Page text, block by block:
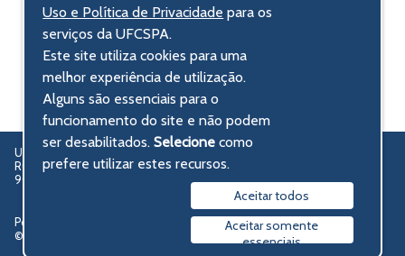
UFCSPA – Universidade Federal de Ciências da Saúde de Porto Alegre
Rua Sarmento Leite, 245 - Centro Histórico
90050-170 Porto Alegre, RS, Brasil
Política de privacidade
© 2009-2026 UFCSPA
Uso e Política de Privacidade para os
serviços da UFCSPA.
Este site utiliza cookies para uma
melhor experiência de utilização.
Alguns são essenciais para o
funcionamento do site e não podem
ser desabilitados.Selecionecomo
prefere utilizar estes recursos.
Aceitar todos
Aceitar somente
essenciais